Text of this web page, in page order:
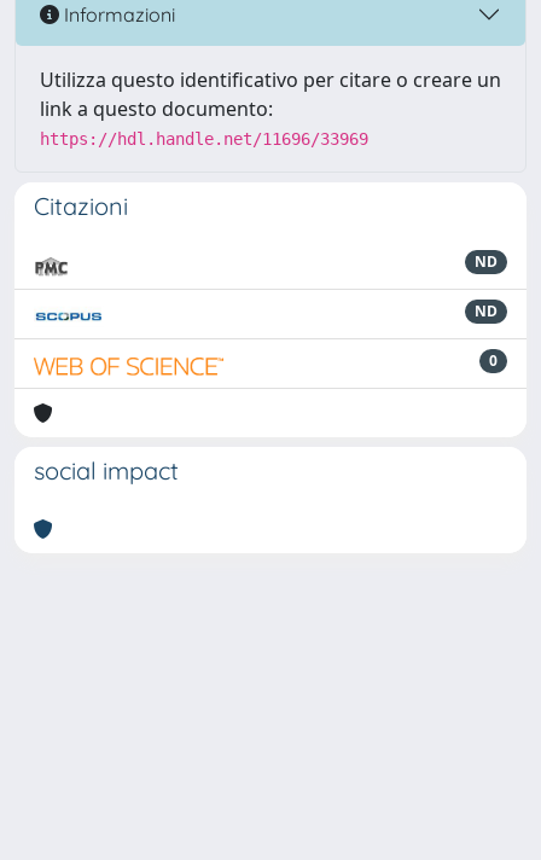
Informazioni
Utilizza questo identificativo per citare o creare un
link a questo documento:
https://hdl.handle.net/11696/33969
Citazioni
ND
ND
0
social impact